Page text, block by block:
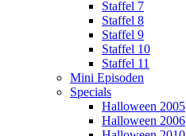
Staffel 7
Staffel 8
Staffel 9
Staffel 10
Staffel 11
Mini Episoden
Specials
Halloween 2005
Halloween 2006